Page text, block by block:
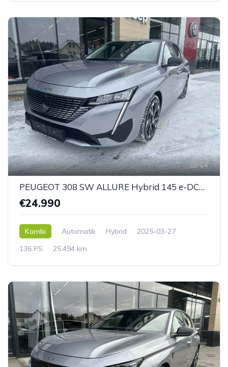
14
PEUGEOT 308 SW ALLURE Hybrid 145 e-DCS6
€24.990
Kombi Automatik Hybrid
2025-03-27
136 PS
25.494 km